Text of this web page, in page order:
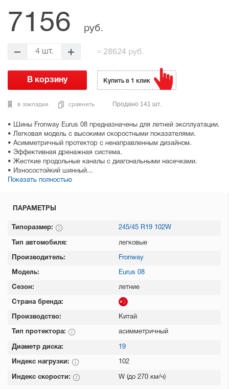
• Шины Fronway Eurus 08 предназначены для летней эксплуатации.
• Легковая модель с высокими скоростными показателями.
• Асимметричный протектор с ненаправленным дизайном.
• Эффективная дренажная система.
• Жесткие продольные каналы с диагональными насечками.
• Износостойкий шинный...
Показать полностью
7156 руб.
4 шт. = 28624 руб.
в закладки сравнить
Купить в 1 клик
Продано 141 шт.
ПАРАМЕТРЫ
Типоразмер: 245/45 R19 102W
Тип автомобиля: легковые
Производитель: Fronway
Модель: Eurus 08
Сезон: летние
Страна бренда:
Производство: Китай
Тип протектора: асимметричный
Диаметр диска: 19
Индекс нагрузки: 102
Индекс скорости: W (до 270 км/ч)